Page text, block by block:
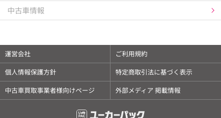
中古車情報
運営会社
ご利用規約
個人情報保護方針
特定商取引法に基づく表示
中古車買取事業者様向けページ
外部メディア 掲載情報